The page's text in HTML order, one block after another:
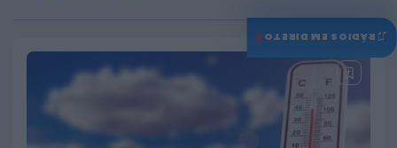
♫
RÁDIOS EM DIRETO